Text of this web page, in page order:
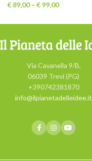
€ 89,00 – € 99,00
Via Cavanella 9/B,
06039 Trevi (PG)
+390742381870
info@ilpianetadelleidee.it